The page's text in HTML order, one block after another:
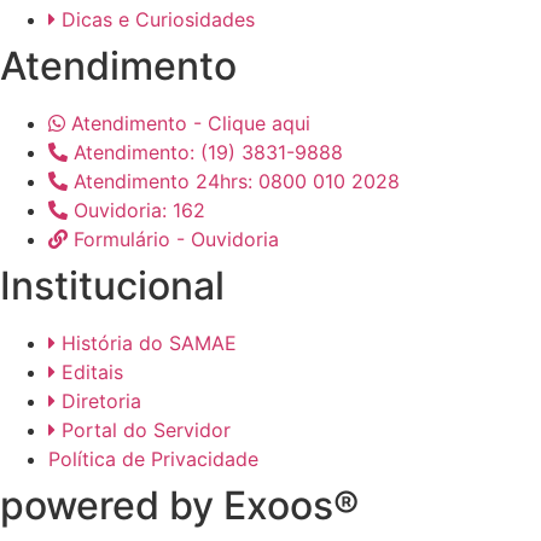
Dicas e Curiosidades
Atendimento
Atendimento - Clique aqui
Atendimento: (19) 3831-9888
Atendimento 24hrs: 0800 010 2028
Ouvidoria: 162
Formulário - Ouvidoria
Institucional
História do SAMAE
Editais
Diretoria
Portal do Servidor
Política de Privacidade
powered by Exoos®